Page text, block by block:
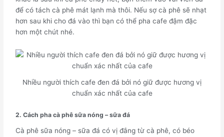
để có tách cà phê mát lạnh mà thôi. Nếu sợ cà phê sẽ nhạt
hơn sau khi cho đá vào thì bạn có thể pha cafe đậm đặc
hơn một chút nhé.
Nhiều người thích cafe đen đá bởi nó giữ được hương vị
chuẩn xác nhất của cafe
2. Cách pha cà phê sữa nóng – sữa đá
Cà phê sữa nóng – sữa đá có vị đắng từ cà phê, có béo